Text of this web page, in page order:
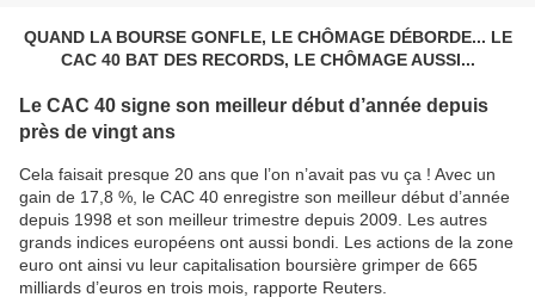
QUAND LA BOURSE GONFLE, LE CHÔMAGE DÉBORDE... LE
CAC 40 BAT DES RECORDS, LE CHÔMAGE AUSSI...
Le CAC 40 signe son meilleur début d’année depuis
près de vingt ans
Cela faisait presque 20 ans que l’on n’avait pas vu ça ! Avec un
gain de 17,8 %, le CAC 40 enregistre son meilleur début d’année
depuis 1998 et son meilleur trimestre depuis 2009. Les autres
grands indices européens ont aussi bondi. Les actions de la zone
euro ont ainsi vu leur capitalisation boursière grimper de 665
milliards d’euros en trois mois, rapporte Reuters.